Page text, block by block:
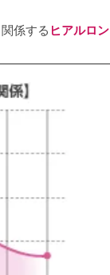
係する ヒアルロン